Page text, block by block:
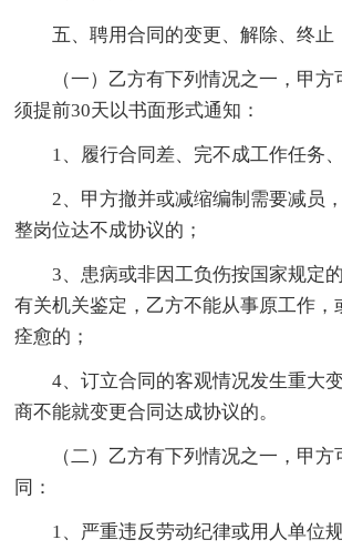
五、聘用合同的变更、解除、终止
（一）乙方有下列情况之一，甲方
须提前30天以书面形式通知：
1、履行合同差、完不成工作任务、
2、甲方撤并或减缩编制需要减员，
整岗位达不成协议的；
3、患病或非因工负伤按国家规定
有关机关鉴定，乙方不能从事原工作，
痊愈的；
4、订立合同的客观情况发生重大
商不能就变更合同达成协议的。
（二）乙方有下列情况之一，甲方
同：
1、严重违反劳动纪律或用人单位